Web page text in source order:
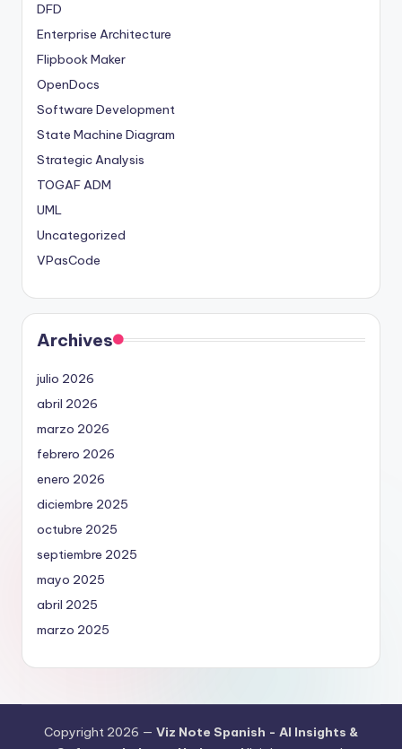
DFD
Enterprise Architecture
Flipbook Maker
OpenDocs
Software Development
State Machine Diagram
Strategic Analysis
TOGAF ADM
UML
Uncategorized
VPasCode
Archives
julio 2026
abril 2026
marzo 2026
febrero 2026
enero 2026
diciembre 2025
octubre 2025
septiembre 2025
mayo 2025
abril 2025
marzo 2025
Copyright 2026 — Viz Note Spanish - AI Insights &